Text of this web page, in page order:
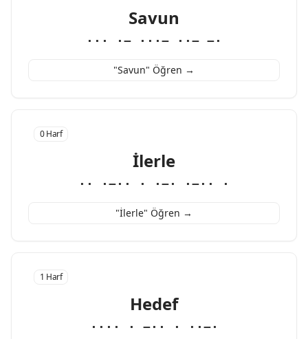
Savun
··· ·− ···− ··− −·
"Savun" Öğren →
0 Harf
İlerle
·· ·−·· · ·−· ·−·· ·
"İlerle" Öğren →
1 Harf
Hedef
···· · −·· · ··−·